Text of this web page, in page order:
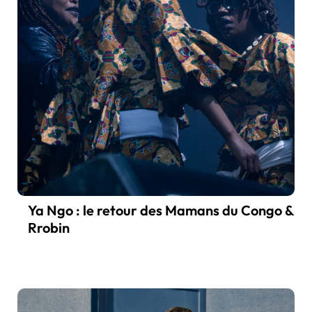
Ya Ngo : le retour des Mamans du Congo &
Rrobin